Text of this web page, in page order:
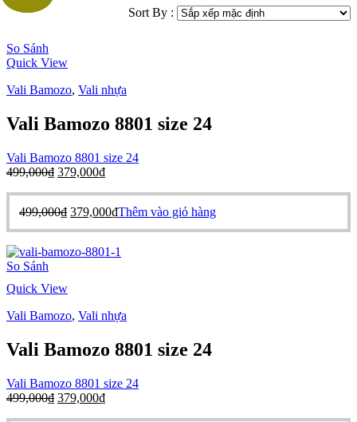
Sort By :
So Sánh
Quick View
Vali Bamozo, Vali nhựa
Vali Bamozo 8801 size 24
Vali Bamozo 8801 size 24
499,000₫ Giá
là:
499,000₫.
379,000₫Giá
tại
là:
379,000₫.
499,000₫ Giá
499,000₫.
379,000₫Giá
là:
Thêm vào giỏ hàng
So Sánh
Quick View
Vali Bamozo, Vali nhựa
Vali Bamozo 8801 size 24
Vali Bamozo 8801 size 24
499,000₫ Giá
379,000₫Giá